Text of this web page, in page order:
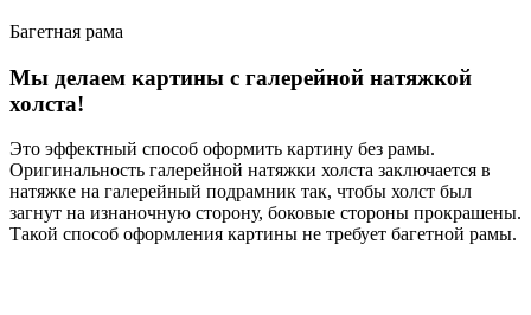
Багетная рама
Мы делаем картины с галерейной натяжкой
холста!
Это эффектный способ оформить картину без рамы.
Оригинальность галерейной натяжки холста заключается в
натяжке на галерейный подрамник так, чтобы холст был
загнут на изнаночную сторону, боковые стороны прокрашены.
Такой способ оформления картины не требует багетной рамы.